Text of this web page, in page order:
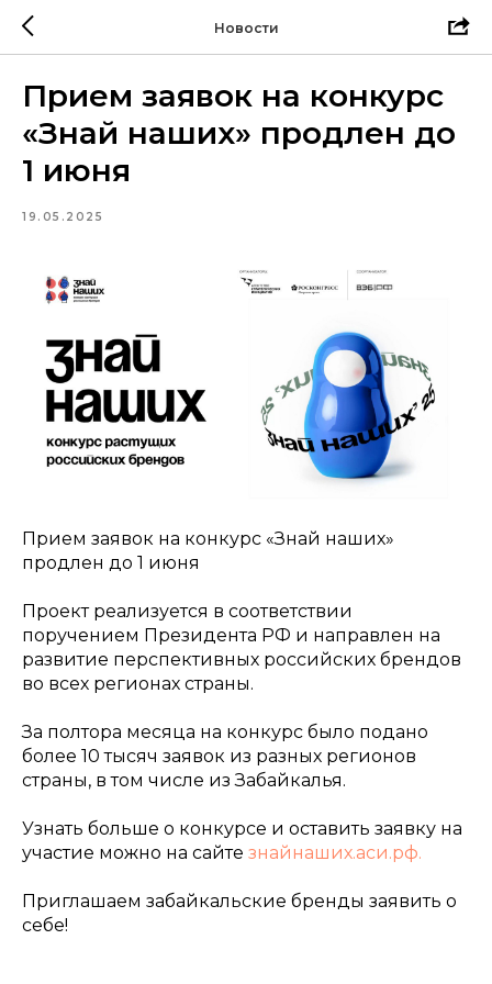
Новости
Прием заявок на конкурс
«Знай наших» продлен до
1 июня
19.05.2025
Прием заявок на конкурс «Знай наших»
продлен до 1 июня
Проект реализуется в соответствии
поручением Президента РФ и направлен на
развитие перспективных российских брендов
во всех регионах страны.
За полтора месяца на конкурс было подано
более 10 тысяч заявок из разных регионов
страны, в том числе из Забайкалья.
Узнать больше о конкурсе и оставить заявку на
участие можно на сайте знайнаших.аси.рф.
Приглашаем забайкальские бренды заявить о
себе!